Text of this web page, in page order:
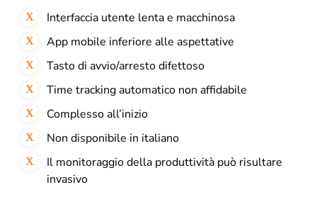
Interfaccia utente lenta e macchinosa
App mobile inferiore alle aspettative
Tasto di avvio/arresto difettoso
Time tracking automatico non affidabile
Complesso all’inizio
Non disponibile in italiano
Il monitoraggio della produttività può risultare
invasivo